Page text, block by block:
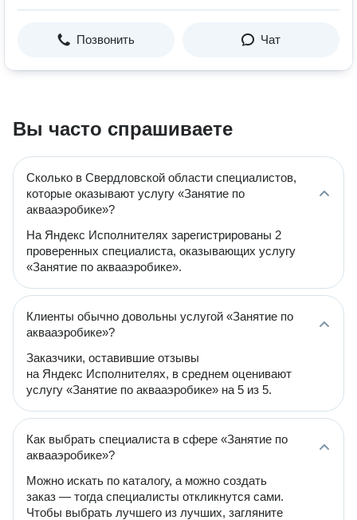
Позвонить Чат
Вы часто спрашиваете
Сколько в Свердловской области специалистов,
которые оказывают услугу «Занятие по
аквааэробике»?
На Яндекс Исполнителях зарегистрированы 2
проверенных специалиста, оказывающих услугу
«Занятие по аквааэробике».
Клиенты обычно довольны услугой «Занятие по
аквааэробике»?
Заказчики, оставившие отзывы
на Яндекс Исполнителях, в среднем оценивают
услугу «Занятие по аквааэробике» на 5 из 5.
Как выбрать специалиста в сфере «Занятие по
аквааэробике»?
Можно искать по каталогу, а можно создать
заказ — тогда специалисты откликнутся сами.
Чтобы выбрать лучшего из лучших, загляните